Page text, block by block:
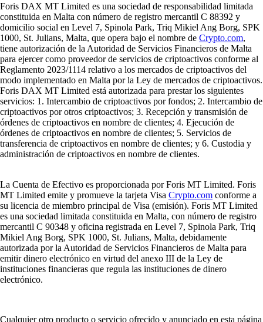
Foris DAX MT Limited es una sociedad de responsabilidad limitada
constituida en Malta con número de registro mercantil C 88392 y
domicilio social en Level 7, Spinola Park, Triq Mikiel Ang Borg, SPK
1000, St. Julians, Malta, que opera bajo el nombre de Crypto.com,
tiene autorización de la Autoridad de Servicios Financieros de Malta
para ejercer como proveedor de servicios de criptoactivos conforme al
Reglamento 2023/1114 relativo a los mercados de criptoactivos del
modo implementado en Malta por la Ley de mercados de criptoactivos.
Foris DAX MT Limited está autorizada para prestar los siguientes
servicios: 1. Intercambio de criptoactivos por fondos; 2. Intercambio de
criptoactivos por otros criptoactivos; 3. Recepción y transmisión de
órdenes de criptoactivos en nombre de clientes; 4. Ejecución de
órdenes de criptoactivos en nombre de clientes; 5. Servicios de
transferencia de criptoactivos en nombre de clientes; y 6. Custodia y
administración de criptoactivos en nombre de clientes.
La Cuenta de Efectivo es proporcionada por Foris MT Limited. Foris
MT Limited emite y promueve la tarjeta Visa Crypto.com conforme a
su licencia de miembro principal de Visa (emisión). Foris MT Limited
es una sociedad limitada constituida en Malta, con número de registro
mercantil C 90348 y oficina registrada en Level 7, Spinola Park, Triq
Mikiel Ang Borg, SPK 1000, St. Julians, Malta, debidamente
autorizada por la Autoridad de Servicios Financieros de Malta para
emitir dinero electrónico en virtud del anexo III de la Ley de
instituciones financieras que regula las instituciones de dinero
electrónico.
Cualquier otro producto o servicio ofrecido y anunciado en esta página